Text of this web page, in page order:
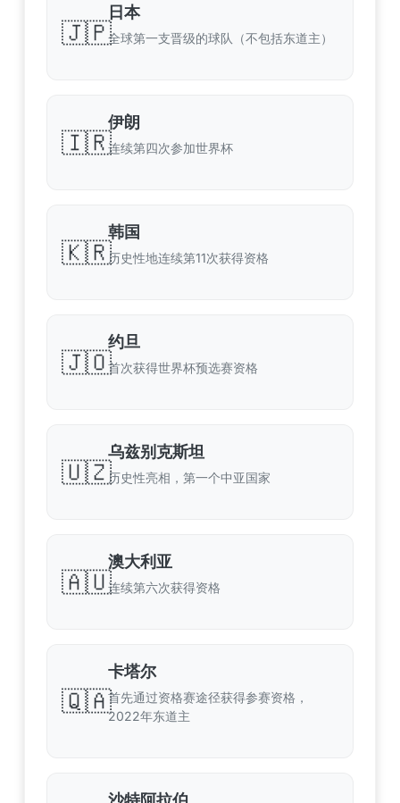
🇯🇵
日本
全球第一支晋级的球队（不包括东道主）
🇮🇷
伊朗
连续第四次参加世界杯
🇰🇷
韩国
历史性地连续第11次获得资格
🇯🇴
约旦
首次获得世界杯预选赛资格
🇺🇿
乌兹别克斯坦
历史性亮相，第一个中亚国家
🇦🇺
澳大利亚
连续第六次获得资格
🇶🇦
卡塔尔
首先通过资格赛途径获得参赛资格，
2022年东道主